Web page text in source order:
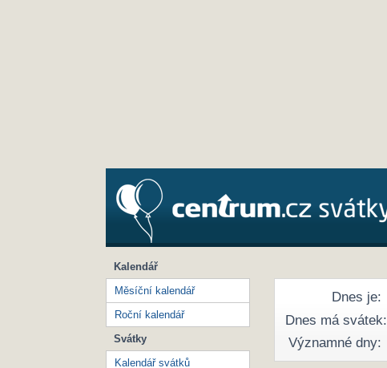
Dnes je:
Dnes má svátek:
Významné dny:
Kalendář
Měsíční kalendář
Roční kalendář
Svátky
Kalendář svátků